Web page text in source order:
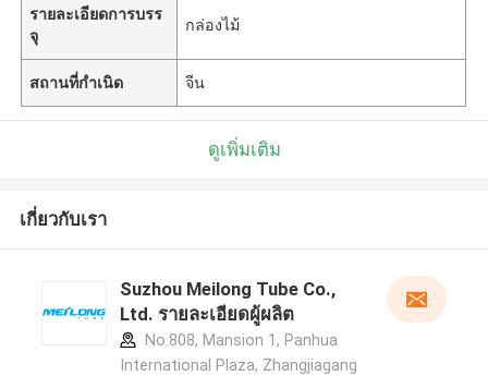
รายละเอียดการบรร
จุ
กล่องไม้
สถานที่กำเนิด จีน
ดูเพิ่มเติม
เกี่ยวกับเรา
Suzhou Meilong Tube Co.,
Ltd. รายละเอียดผู้ผลิต
No.808, Mansion 1, Panhua
International Plaza, Zhangjiagang